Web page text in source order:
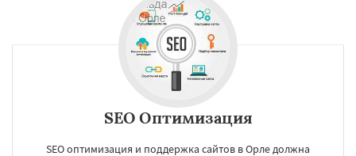
SEO Оптимизация
SEO оптимизация и поддержка сайтов в Орле должна